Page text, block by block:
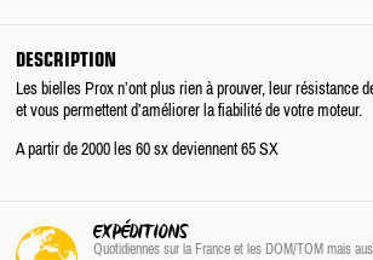
DESCRIPTION
Les bielles Prox n’ont plus rien à prouver, leur résistance
et vous permettent d’améliorer la fiabilité de votre moteur.
A partir de 2000 les 60 sx deviennent 65 SX
EXPÉDITIONS
Quotidiennes sur la Franceet les DOM/TOM mais